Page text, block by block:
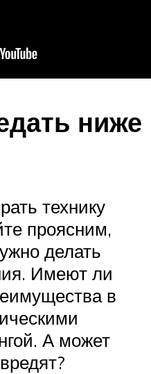
ниже
технику
проясним,
делать
Имеют ли
в
А может